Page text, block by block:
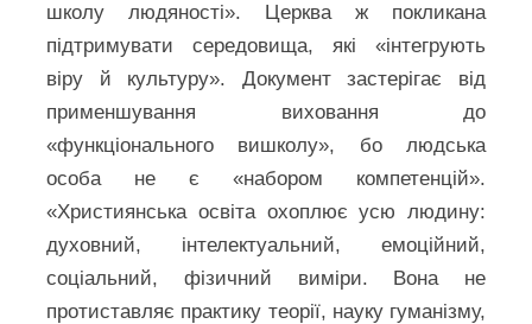
школу людяності». Церква ж покликана
підтримувати середовища, які «інтегрують
віру й культуру». Документ застерігає від
применшування виховання до
«функціонального вишколу», бо людська
особа не є «набором компетенцій».
«Християнська освіта охоплює усю людину:
духовний, інтелектуальний, емоційний,
соціальний, фізичний виміри. Вона не
протиставляє практику теорії, науку гуманізму,